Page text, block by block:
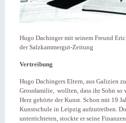
Hugo Dachinger mit seinem Freund
der Salzkammergut-Zeitung
Vertreibung
Hugo Dachingers Eltern, aus Galizien
Grossfamilie, wollten, dass ihr Sohn so
Herz gehörte der Kunst. Schon mit 19
Kunstschule in Leipzig aufzutreiben.
unterrichteten, stockte er seine